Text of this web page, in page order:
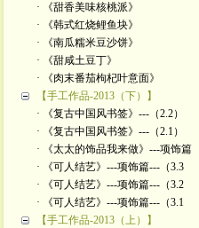
· 《甜香美味核桃派》
· 《韩式红烧鲤鱼块》
· 《南瓜糯米豆沙饼》
· 《甜咸土豆丁》
· 《肉末番茄枸杞叶意面》
【手工作品-2013（下）】
· 《复古中国风书签》---（2.2）
· 《复古中国风书签》---（2.1）
· 《太太的饰品我来做》---项饰篇
· 《可人结艺》---项饰篇---（3.3
· 《可人结艺》---项饰篇---（3.2
· 《可人结艺》---项饰篇---（3.1
【手工作品-2013（上）】